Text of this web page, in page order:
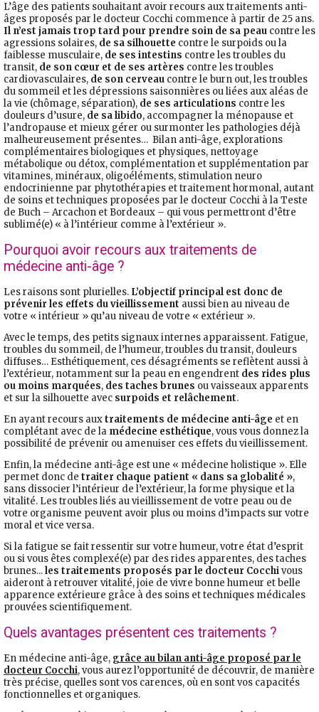
L’âge des patients souhaitant avoir recours aux traitements anti-
âges proposés par le docteur Cocchi commence à partir de 25 ans.
Il n’est jamais trop tard pour prendre soin de sa peau contre les
agressions solaires, de sa silhouette contre le surpoids ou la
faiblesse musculaire, de ses intestins contre les troubles du
transit, de son cœur et de ses artères contre les troubles
cardiovasculaires, de son cerveau contre le burn out, les troubles
du sommeil et les dépressions saisonnières ou liées aux aléas de
la vie (chômage, séparation), de ses articulations contre les
douleurs d’usure, de sa libido, accompagner la ménopause et
l’andropause et mieux gérer ou surmonter les pathologies déjà
malheureusement présentes… Bilan anti-âge, explorations
complémentaires biologiques et physiques, nettoyage
métabolique ou détox, complémentation et supplémentation par
vitamines, minéraux, oligoéléments, stimulation neuro
endocrinienne par phytothérapies et traitement hormonal, autant
de soins et techniques proposées par le docteur Cocchi à la Teste
de Buch – Arcachon et Bordeaux – qui vous permettront d’être
sublimé(e) « à l’intérieur comme à l’extérieur ».
Pourquoi avoir recours aux traitements de
médecine anti-âge ?
Les raisons sont plurielles. L’objectif principal est donc de
prévenir les effets du vieillissement aussi bien au niveau de
votre « intérieur » qu’au niveau de votre « extérieur ».
Avec le temps, des petits signaux internes apparaissent. Fatigue,
troubles du sommeil, de l’humeur, troubles du transit, douleurs
diffuses… Esthétiquement, ces désagréments se reflètent aussi à
l’extérieur, notamment sur la peau en engendrent des rides plus
ou moins marquées, des taches brunes ou vaisseaux apparents
et sur la silhouette avec surpoids et relâchement.
En ayant recours auxtraitements de médecine anti-âge et en
complétant avec de la médecine esthétique, vous vous donnez la
possibilité de prévenir ou amenuiser ces effets du vieillissement.
Enfin, la médecine anti-âge est une « médecine holistique ». Elle
permet donc de traiter chaque patient « dans sa globalité »,
sans dissocier l’intérieur de l’extérieur, la forme physique et la
vitalité. Les troubles liés au vieillissement de votre peau ou de
votre organisme peuvent avoir plus ou moins d’impacts sur votre
moral et vice versa.
Si la fatigue se fait ressentir sur votre humeur, votre état d’esprit
ou si vous êtes complexé(e) par des rides apparentes, des taches
brunes...les traitements proposés par le docteur Cocchivous
aideront à retrouver vitalité, joie de vivre bonne humeur et belle
apparence extérieure grâce à des soins et techniques médicales
prouvées scientifiquement.
Quels avantages présentent ces traitements ?
En médecine anti-âge, grâce au bilan anti-âge proposé par le
docteur Cocchi, vous aurez l’opportunité de découvrir, de manière
très précise, quelles sont vos carences, où en sont vos capacités
fonctionnelles et organiques.